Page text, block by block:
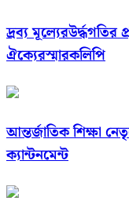
দ্রব্য মূল্যেরউর্দ্ধগতির
ঐক্যেরস্মারকলিপি
আন্তর্জাতিক শিক্ষা
ক্যান্টনমেন্ট